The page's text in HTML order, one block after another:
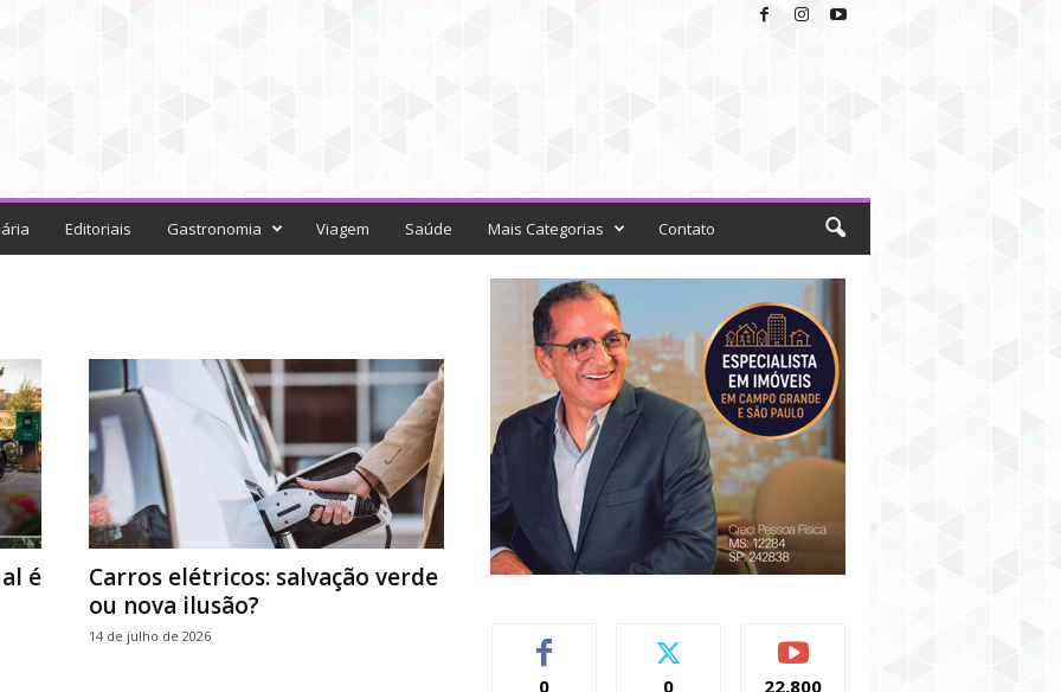
Editoriais Gastronomia Viagem Saúde Mais Categorias Contato
é
Carros elétricos: salvação verde
ou nova ilusão?
14 de julho de 2026
0 0 22,800